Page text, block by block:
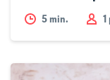
5 min. 1